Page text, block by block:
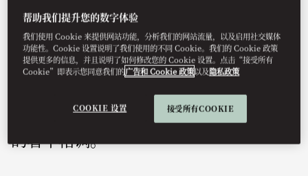
阿斯旺老瀑布酒店是一座充满传奇色彩的
豪华酒店，坐落在尼罗河畔，从一座粉红
色的花岗岩峭壁上俯瞰象岛。这座酒店以
历史与自然景观为根基，彰显静谧而尊贵
的奢华格调。
帮助我们提升您的数字体验
我们使用 Cookie 来提供网站功能，分析我们的网站流量，以及启用社交媒体
功能性。Cookie 设置说明了我们使用的不同 Cookie。我们的 Cookie 政策
提供更多的信息，并且说明了如何修改您的 Cookie 设置。点击“接受所有
Cookie”即表示您同意我们的广告和 Cookie 政策以及隐私政策
COOKIE 设置 接受所有COOKIE